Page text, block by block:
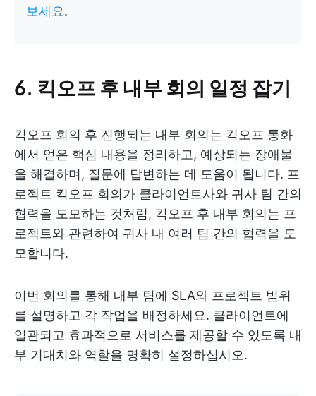
보세요.
6. 킥오프 후 내부 회의 일정 잡기
킥오프 회의 후 진행되는 내부 회의는 킥오프 통화
에서 얻은 핵심 내용을 정리하고, 예상되는 장애물
을 해결하며, 질문에 답변하는 데 도움이 됩니다. 프
로젝트 킥오프 회의가 클라이언트사와 귀사 팀 간의
협력을 도모하는 것처럼, 킥오프 후 내부 회의는 프
로젝트와 관련하여 귀사 내 여러 팀 간의 협력을 도
모합니다.
이번 회의를 통해 내부 팀에 SLA와 프로젝트 범위
를 설명하고 각 작업을 배정하세요. 클라이언트에
일관되고 효과적으로 서비스를 제공할 수 있도록 내
부 기대치와 역할을 명확히 설정하십시오.